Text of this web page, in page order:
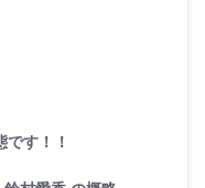
す！！